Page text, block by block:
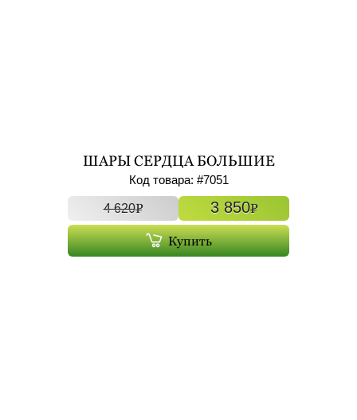
ШАРЫ СЕРДЦА БОЛЬШИЕ
ФОЛЬГИРОВАННЫЕ С ГЕЛИЕМ
7ШТ АРТ. 7051
Код товара: #7051
4 620P 3 850P
Купить